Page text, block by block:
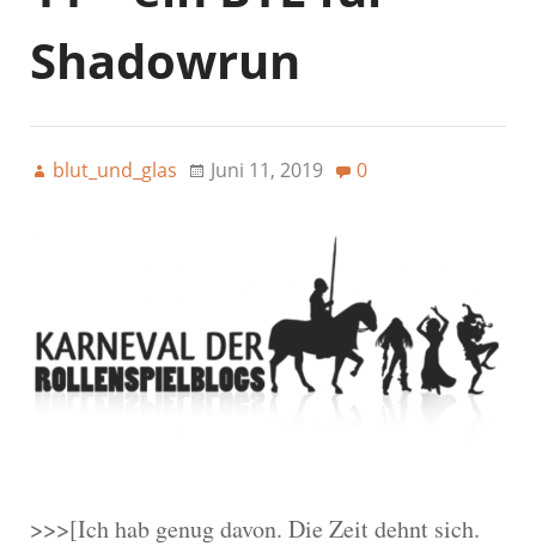
Shadowrun
blut_und_glas Juni 11, 2019 0
>>>[Ich hab genug davon. Die Zeit dehnt sich.